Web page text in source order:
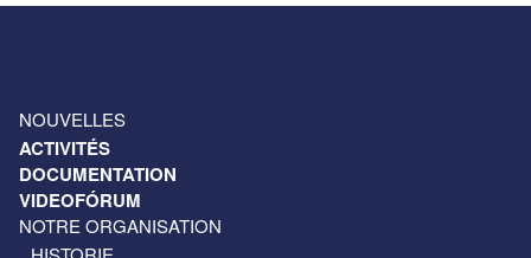
NOUVELLES
ACTIVITÉS
DOCUMENTATION
VIDEOFÓRUM
NOTRE ORGANISATION